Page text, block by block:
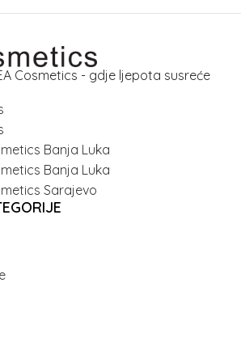
Cosmetics - gdje ljepota susreće
Banja Luka
Banja Luka
Sarajevo